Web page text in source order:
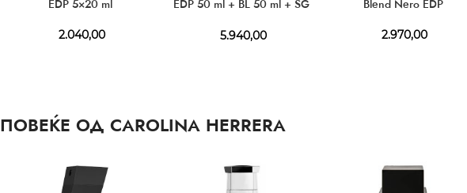
EDP 5×20 ml
2.040,00
EDP 50 ml + BL 50 ml + SG
5.940,00
Blend Nero EDP
2.970,00
ПОВЕЌЕ ОД CAROLINA HERRERA